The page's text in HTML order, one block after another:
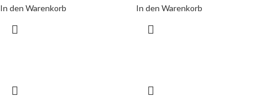
In den Warenkorb In den Warenkorb